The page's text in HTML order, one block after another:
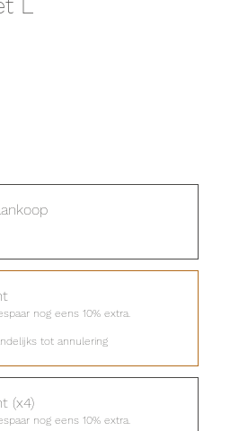
nog eens 10% extra.
tot annulering
(x4)
nog eens 10% extra.